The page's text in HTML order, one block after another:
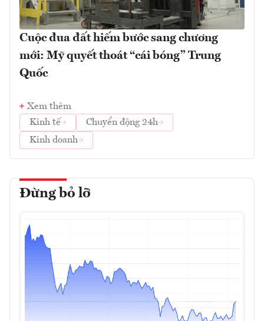
Cuộc đua đất hiếm bước sang chương
mới: Mỹ quyết thoát “cái bóng” Trung
Quốc
Xem thêm
Kinh tế
Chuyển động 24h
Kinh doanh
Đừng bỏ lỡ